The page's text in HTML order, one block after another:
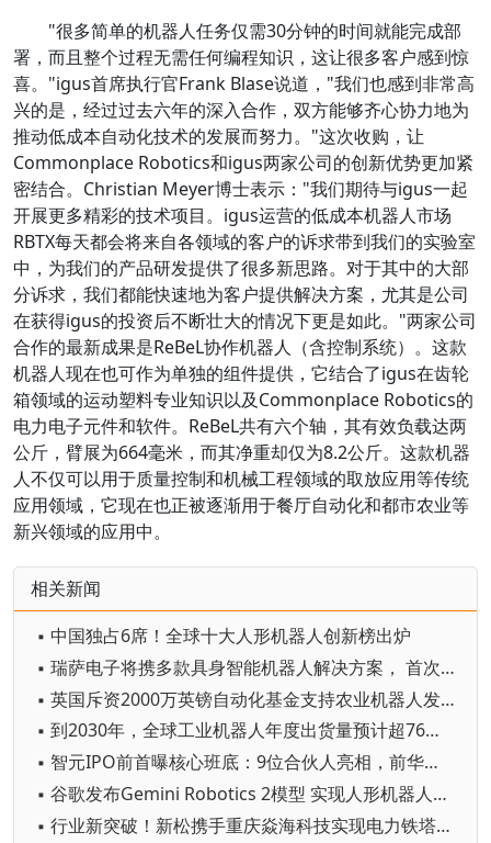
"很多简单的机器人任务仅需30分钟的时间就能完成部
署，而且整个过程无需任何编程知识，这让很多客户感到惊
喜。"igus首席执行官Frank Blase说道，"我们也感到非常高
兴的是，经过过去六年的深入合作，双方能够齐心协力地为
推动低成本自动化技术的发展而努力。"这次收购，让
Commonplace Robotics和igus两家公司的创新优势更加紧
密结合。Christian Meyer博士表示："我们期待与igus一起
开展更多精彩的技术项目。igus运营的低成本机器人市场
RBTX每天都会将来自各领域的客户的诉求带到我们的实验室
中，为我们的产品研发提供了很多新思路。对于其中的大部
分诉求，我们都能快速地为客户提供解决方案，尤其是公司
在获得igus的投资后不断壮大的情况下更是如此。"两家公司
合作的最新成果是ReBeL协作机器人（含控制系统）。这款
机器人现在也可作为单独的组件提供，它结合了igus在齿轮
箱领域的运动塑料专业知识以及Commonplace Robotics的
电力电子元件和软件。ReBeL共有六个轴，其有效负载达两
公斤，臂展为664毫米，而其净重却仅为8.2公斤。这款机器
人不仅可以用于质量控制和机械工程领域的取放应用等传统
应用领域，它现在也正被逐渐用于餐厅自动化和都市农业等
新兴领域的应用中。
相关新闻
▪ 中国独占6席！全球十大人形机器人创新榜出炉
▪ 瑞萨电子将携多款具身智能机器人解决方案， 首次亮相2026中国具身智能机器人产业大会
▪ 英国斥资2000万英镑自动化基金支持农业机器人发展
▪ 到2030年，全球工业机器人年度出货量预计超76万台
▪ 智元IPO前首曝核心班底：9位合伙人亮相，前华为谷歌腾讯高管集结
▪ 谷歌发布Gemini Robotics 2模型 实现人形机器人全身智能控制突破
▪ 行业新突破！新松携手重庆焱海科技实现电力铁塔塔脚等级焊缝智能焊接